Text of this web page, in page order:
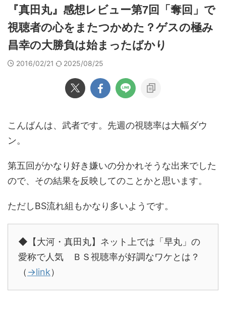
『真田丸』感想レビュー第7回「奪回」で
視聴者の心をまたつかめた？ゲスの極み
昌幸の大勝負は始まったばかり
2016/02/21 2025/08/25
こんばんは、武者です。先週の視聴率は大幅ダウ
ン。
第五回がかなり好き嫌いの分かれそうな出来でした
ので、その結果を反映してのことかと思います。
ただしBS流れ組もかなり多いようです。
◆【大河・真田丸】ネット上では「早丸」の
愛称で人気 ＢＳ視聴率が好調なワケとは？
（ →link）